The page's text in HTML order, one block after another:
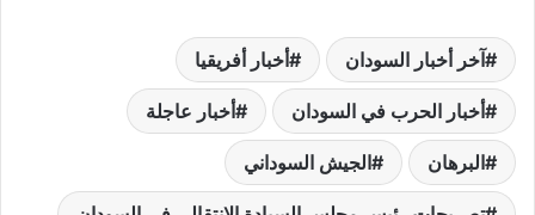
آخر أخبار السودان أخبار أفريقيا
أخبار الحرب في السودان أخبار عاجلة
البرهان الجيش السوداني